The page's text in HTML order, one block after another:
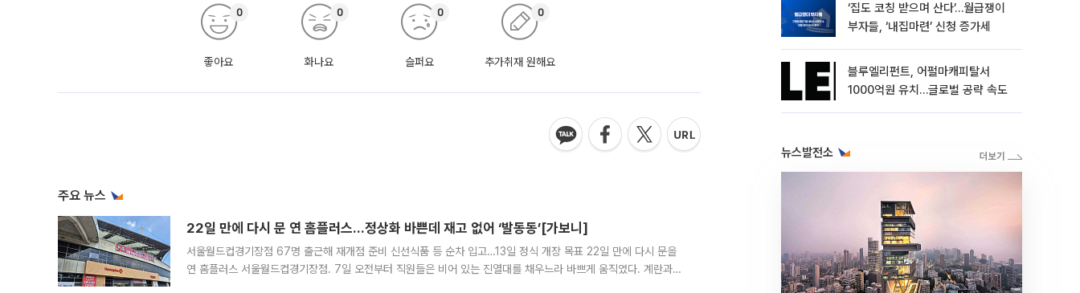
좋아요
0
화나요
0
슬퍼요
0
추가취재 원해요
0
주요 뉴스
22일 만에 다시 문 연 홈플러스…정상화 바쁜데 재고 없어 ‘발동동’[가보니]
서울월드컵경기장점 67명 출근해 재개점 준비 신선식품 등 순차 입고…13일 정식 개장 목표 22일 만에 다시 문을
연 홈플러스 서울월드컵경기장점. 7일 오전부터 직원들은 비어 있는 진열대를 채우느라 바쁘게 움직였다. 계란과
‘집도 코칭 받으며 산다’…월급쟁이
부자들, ‘내집마련’ 신청 증가세
블루엘리펀트, 어펄마캐피탈서
1000억원 유치…글로벌 공략 속도
뉴스발전소